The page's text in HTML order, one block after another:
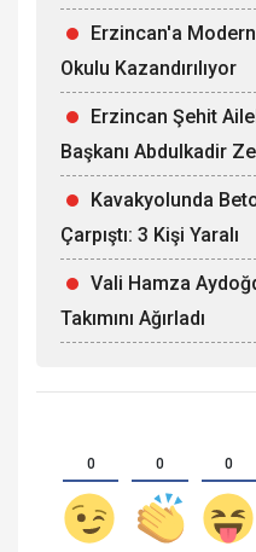
Erzincan'a
Okulu Kazandırılıyor
Erzincan Şehit
Başkanı Abdulkadir
Kavakyolunda
Çarpıştı: 3 Kişi Yaralı
Vali Hamza
Takımını Ağırladı
0 0 0